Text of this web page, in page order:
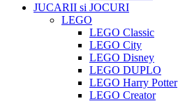
JUCARII si JOCURI
LEGO
LEGO Classic
LEGO City
LEGO Disney
LEGO DUPLO
LEGO Harry Potter
LEGO Creator